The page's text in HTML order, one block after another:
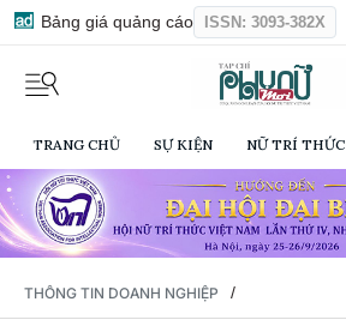
Bảng giá quảng cáo ISSN: 3093-382X
TRANG CHỦ SỰ KIỆN NỮ TRÍ THỨC
THÔNG TIN DOANH NGHIỆP /